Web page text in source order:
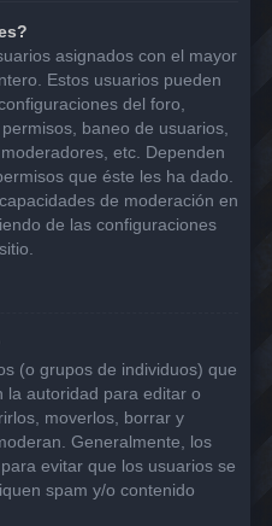
asignados con el mayor
Estos usuarios pueden
del foro,
baneo de usuarios,
etc. Dependen
que éste les ha dado.
de moderación en
de las configuraciones
(o grupos de individuos) que
la autoridad para editar o
moverlos, borrar y
Generalmente, los
evitar que los usuarios se
spam y/o contenido